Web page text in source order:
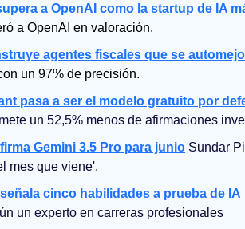
a OpenAI como la startup de IA
a OpenAI en valoración.
agentes fiscales que se
un 97% de precisión.
pasa a ser el modelo gratuito por
un 52,5% menos de afirmaciones
Gemini 3.5 Pro para junio Sundar
mes que viene'.
cinco habilidades a prueba de IA
un experto en carreras profesionales